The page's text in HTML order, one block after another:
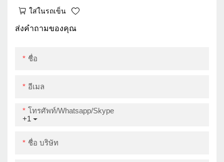
ระบบ POS ระบบ
Impresora 80mm 3 นิ้ว
ใส่ในรถเข็น
ส่งคำถามของคุณ
ชื่อ
อีเมล
+1
โทรศัพท์/whatsapp/skype
ชื่อ บริษัท